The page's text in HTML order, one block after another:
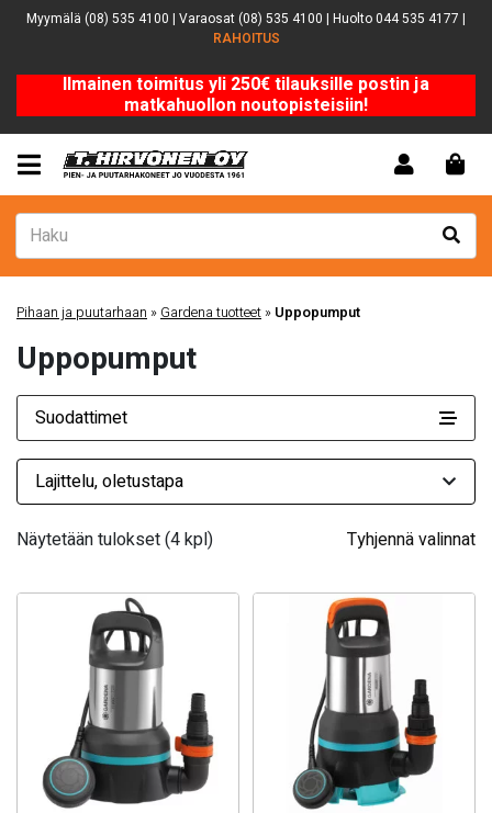
Myymälä (08) 535 4100 | Varaosat (08) 535 4100 | Huolto 044 535 4177 |
RAHOITUS
Ilmainen toimitus yli 250€ tilauksille postin ja
matkahuollon noutopisteisiin!
Pihaan ja puutarhaan » Gardena tuotteet » Uppopumput
Uppopumput
Suodattimet
Näytetään tulokset (4 kpl) Tyhjennä valinnat